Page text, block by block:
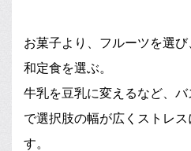
お菓子より、フルーツを選
和定食を選ぶ。
牛乳を豆乳に変えるなど、
で選択肢の幅が広くストレ
す。